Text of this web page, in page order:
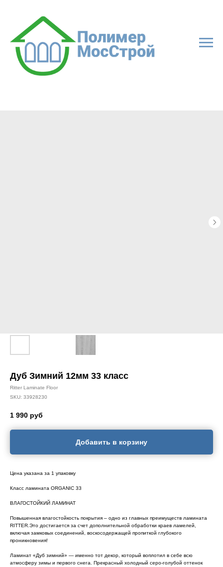
Дуб Зимний 12мм 33 класс
Ritter Laminate Floor
SKU: 33928230
1 990 руб
Добавить в корзину
Цена указана за 1 упаковку
Класс ламината ORGANIC 33
ВЛАГОСТОЙКИЙ ЛАМИНАТ
Повышенная влагостойкость покрытия – одно из главных преимуществ ламината
RITTER.Это достигается за счет дополнительной обработки краев ламелей,
включая замковых соединений, воскосодержащей пропиткой глубокого
проникновения!
Ламинат «Дуб зимний» — именно тот декор, который воплотил в себе всю
атмосферу зимы и первого снега. Прекрасный холодный серо-голубой оттенок